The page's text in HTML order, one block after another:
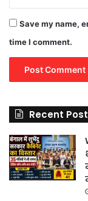
Save my name,
time I comment.
Recent